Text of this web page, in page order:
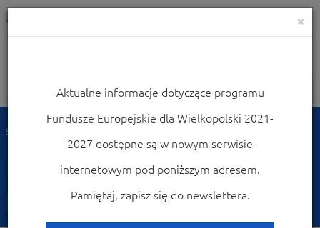
Nawigacja
Strona główna
Dowiedz się więcej o
programie
×
Aktualne informacje dotyczące programu
Fundusze Europejskie dla Wielkopolski 2021-
2027 dostępne są w nowym serwisie
internetowym pod poniższym adresem.
Pamiętaj, zapisz się do newslettera.